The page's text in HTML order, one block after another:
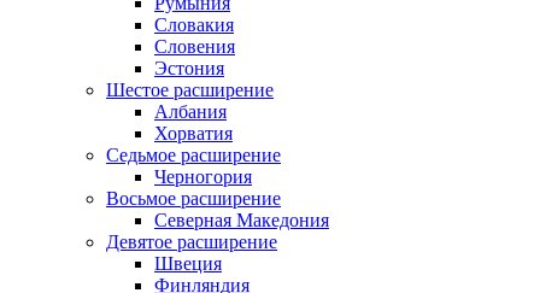
Словакия
Словения
Эстония
Шестое расширение
Албания
Хорватия
Седьмое расширение
Черногория
Восьмое расширение
Северная Македония
Девятое расширение
Швеция
Финляндия